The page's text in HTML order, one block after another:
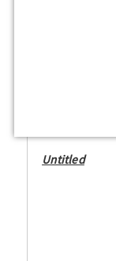
Untitled